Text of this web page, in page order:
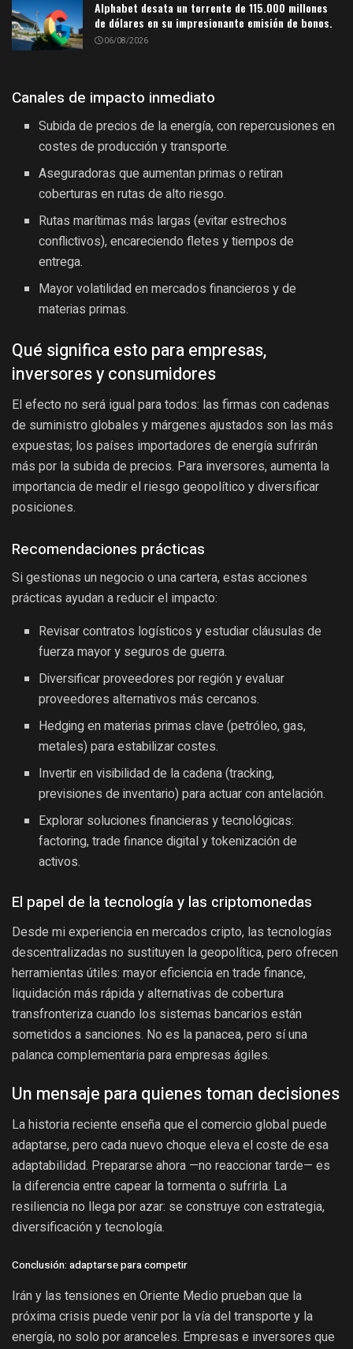
Alphabet desata un torrente de 115.000 millones
de dólares en su impresionante emisión de bonos.
06/08/2026
Canales de impacto inmediato
Subida de precios de la energía, con repercusiones en
costes de producción y transporte.
Aseguradoras que aumentan primas o retiran
coberturas en rutas de alto riesgo.
Rutas marítimas más largas (evitar estrechos
conflictivos), encareciendo fletes y tiempos de
entrega.
Mayor volatilidad en mercados financieros y de
materias primas.
Qué significa esto para empresas,
inversores y consumidores
El efecto no será igual para todos: las firmas con cadenas
de suministro globales y márgenes ajustados son las más
expuestas; los países importadores de energía sufrirán
más por la subida de precios. Para inversores, aumenta la
importancia de medir el riesgo geopolítico y diversificar
posiciones.
Recomendaciones prácticas
Si gestionas un negocio o una cartera, estas acciones
prácticas ayudan a reducir el impacto:
Revisar contratos logísticos y estudiar cláusulas de
fuerza mayor y seguros de guerra.
Diversificar proveedores por región y evaluar
proveedores alternativos más cercanos.
Hedging en materias primas clave (petróleo, gas,
metales) para estabilizar costes.
Invertir en visibilidad de la cadena (tracking,
previsiones de inventario) para actuar con antelación.
Explorar soluciones financieras y tecnológicas:
factoring, trade finance digital y tokenización de
activos.
El papel de la tecnología y las criptomonedas
Desde mi experiencia en mercados cripto, las tecnologías
descentralizadas no sustituyen la geopolítica, pero ofrecen
herramientas útiles: mayor eficiencia en trade finance,
liquidación más rápida y alternativas de cobertura
transfronteriza cuando los sistemas bancarios están
sometidos a sanciones. No es la panacea, pero sí una
palanca complementaria para empresas ágiles.
Un mensaje para quienes toman decisiones
La historia reciente enseña que el comercio global puede
adaptarse, pero cada nuevo choque eleva el coste de esa
adaptabilidad. Prepararse ahora —no reaccionar tarde— es
la diferencia entre capear la tormenta o sufrirla. La
resiliencia no llega por azar: se construye con estrategia,
diversificación y tecnología.
Conclusión: adaptarse para competir
Irán y las tensiones en Oriente Medio prueban que la
próxima crisis puede venir por la vía del transporte y la
energía, no solo por aranceles. Empresas e inversores que